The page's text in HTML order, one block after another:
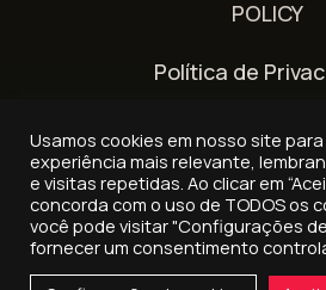
POLICY
Política de
Política de entrega e
© 2026 -
Usamos cookies em nosso site
experiência mais relevante,
e visitas repetidas. Ao clicar em
concorda com o uso de TODOS os
você pode visitar "Configurações
fornecer um consentimento